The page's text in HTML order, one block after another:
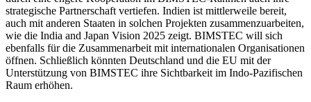
strategische Partnerschaft vertiefen. Indien ist mittlerweile bereit,
auch mit anderen Staaten in solchen Projekten zusammenzuarbeiten,
wie die India and Japan Vision 2025 zeigt. BIMSTEC will sich
ebenfalls für die Zusam­menarbeit mit internationalen Organisationen
öffnen. Schließlich könnten Deutschland und die EU mit der
Unterstützung von BIMSTEC ihre Sichtbarkeit im Indo-Pazifi­schen
Raum erhöhen.